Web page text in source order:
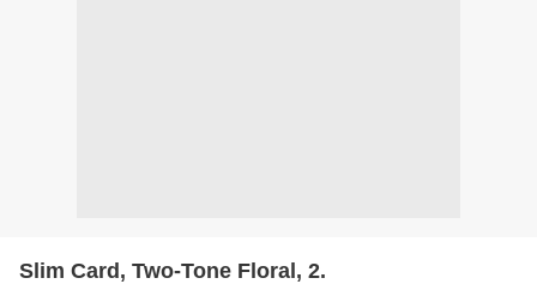
Slim Card, Two-Tone Floral, 2.